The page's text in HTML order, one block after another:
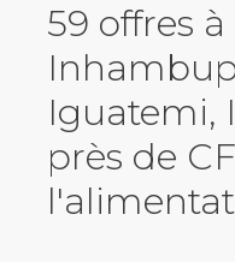
59 offres
Iguatemi,
près de